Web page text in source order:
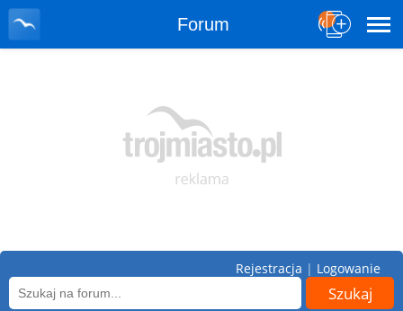
Forum
Rejestracja | Logowanie